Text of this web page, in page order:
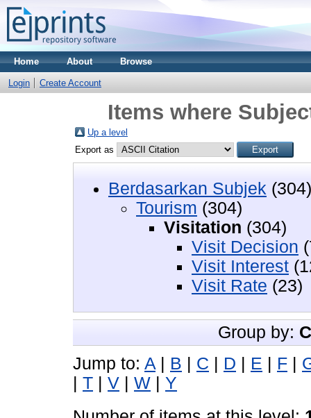
Home About Browse
Login Create Account
Items where
Up a level
Export as
Berdasarkan Subjek (304)
Tourism (304)
Visitation (304)
Visit Decision
Visit Interest
Visit Rate (23)
Group by:
Jump to: A | B | C | D | E | F |
| T | V | W | Y